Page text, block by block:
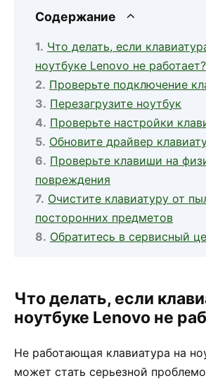
Содержание
Что делать, если
ноутбуке Lenovo не работает?
Проверьте подключение
Перезагрузите ноутбук
Проверьте настройки
Обновите драйвер
Проверьте клавиши на
повреждения
Очистите клавиатуру от
посторонних предметов
Обратитесь в сервисный
Что делать, если
ноутбуке Lenovo не
Не работающая клавиатура на
может стать серьезной